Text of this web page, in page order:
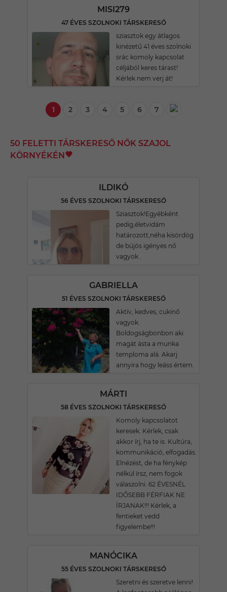
MISI279
47 ÉVES SZOLNOKI TÁRSKERESŐ
sziasztok egy átlagos
kinézetű 41 éves szolnoki
srác komoly kapcsolat
céljából keres tárast!
Kérlek nem verj át!
1 2 3 4 5 6 7
50 FELETTI TÁRSKERESŐ NŐK SZAJOL
KÖRNYÉKÉN
ILDIKÓ
56 ÉVES SZOLNOKI TÁRSKERESŐ
Sziasztok!Egyébként
pedig,életvidám
határozott,néha kisördög
de bújós igényes nő
vagyok .
GABRIELLA
51 ÉVES SZOLNOKI TÁRSKERESŐ
Aktív, kedves, cukinő
vagyok.
Boldogságbonbon aki
magát ásta a munka
temploma alá. Akarj
annyira hogy leáss értem.
MÁRTI
58 ÉVES SZOLNOKI TÁRSKERESŐ
Komoly kapcsolatot
keresek. Kérlek, csak
akkor írj, ha te is. Kultúra,
kommunikáció, elfogadás.
Elnézést, de ha fénykép
nélkül írsz, nem fogok
válaszolni. 62 ÉVESNÉL
IDŐSEBB FÉRFIAK NE
ÍRJANAK!!! Kérlek, a
fentieket vedd
figyelembe!!!
MANÓCIKA
55 ÉVES SZOLNOKI TÁRSKERESŐ
Szeretni és szeretve lenni!